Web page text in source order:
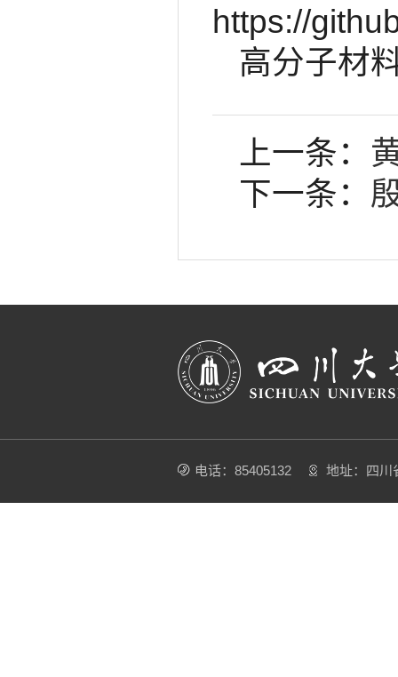
https://
高分子材
上一条：
下一条：
电话：85405132 地址：四川